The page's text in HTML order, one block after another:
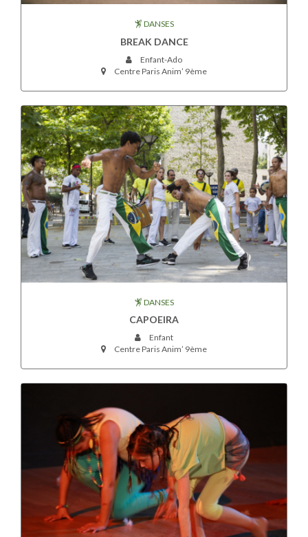
DANSES
BREAK DANCE
Enfant-Ado
Centre Paris Anim’ 9ème
DANSES
CAPOEIRA
Enfant
Centre Paris Anim’ 9ème